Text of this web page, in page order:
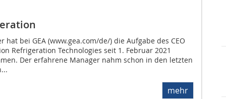
hat bei GEA (www.gea.com/de/) die Aufgabe des CEO
Refrigeration Technologies seit 1. Februar 2021
Der erfahrene Manager nahm schon in den letzten
mehr